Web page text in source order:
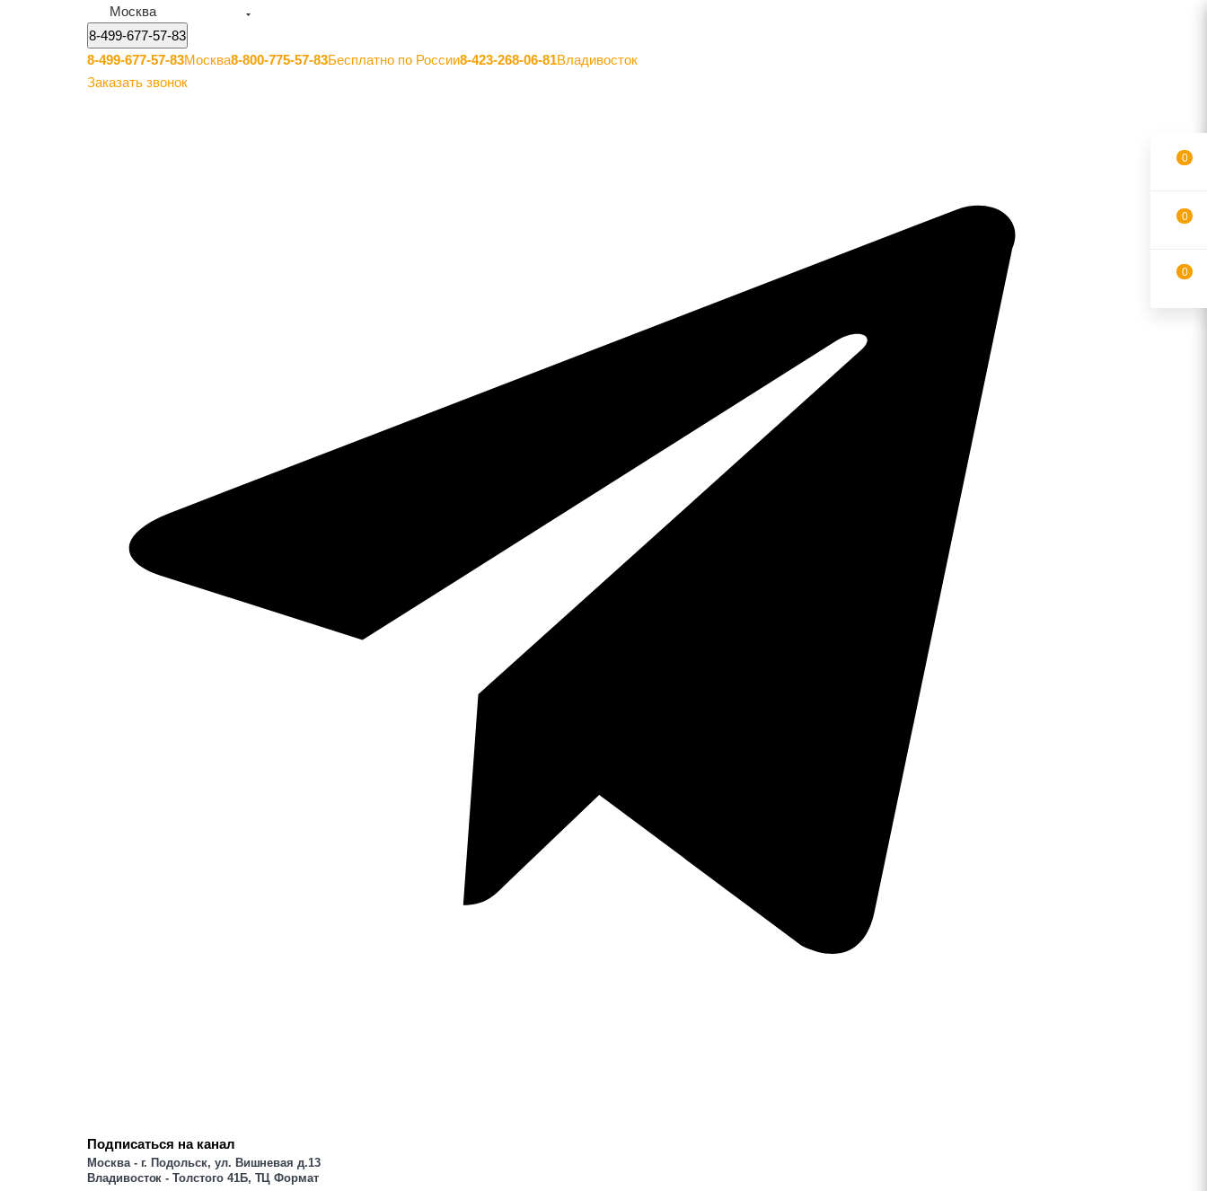
Москва
8-499-677-57-83
8-499-677-57-83Москва8-800-775-57-83Бесплатно по России8-423-268-06-81Владивосток
Заказать звонок
Подписаться на канал
Москва - г. Подольск, ул. Вишневая д.13
Владивосток - Толстого 41Б, ТЦ Формат
0
0
0